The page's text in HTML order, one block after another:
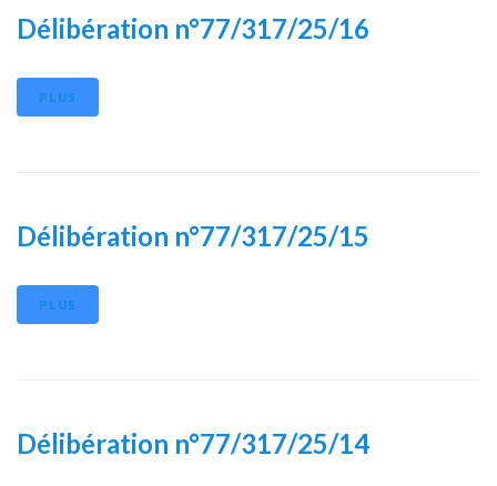
Délibération n°77/317/25/16
PLUS
Délibération n°77/317/25/15
PLUS
Délibération n°77/317/25/14